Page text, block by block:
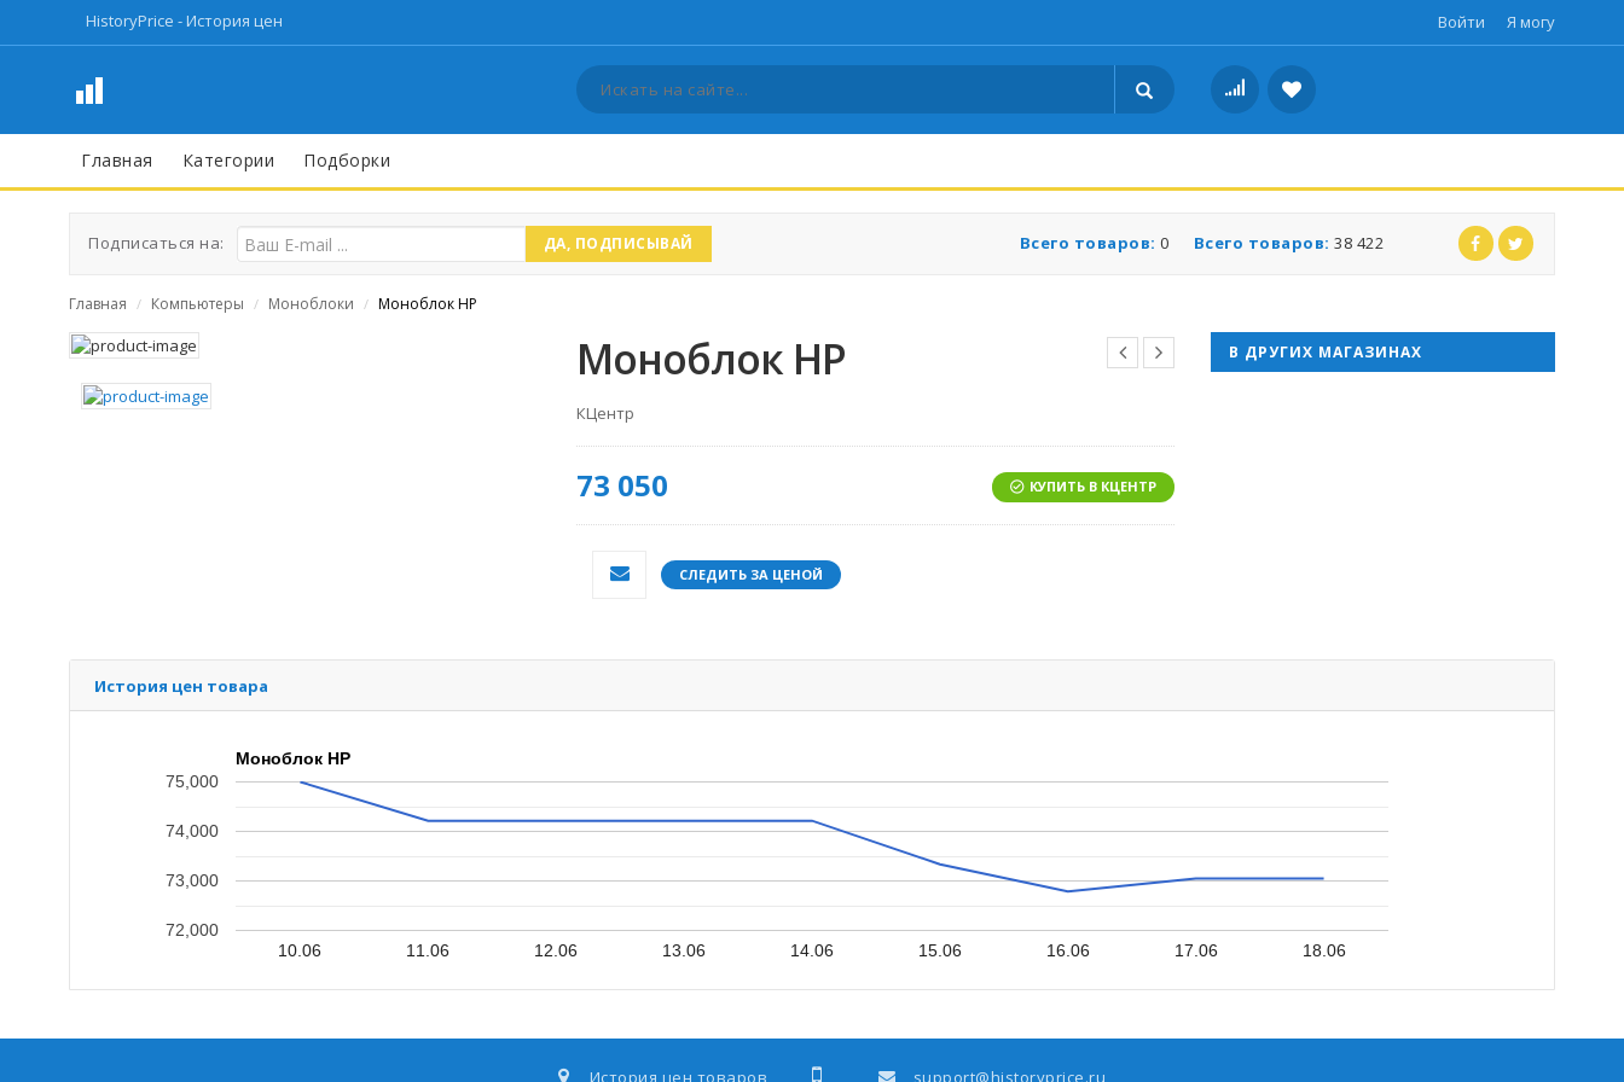
HistoryPrice - История цен Войти Я могу
Главная Категории Подборки
Подписаться на: ДА, ПОДПИСЫВАЙ Всего товаров: 38 422
Всего товаров: 0
Главная / Компьютеры / Моноблоки / Моноблок HP
Моноблок HP
КЦентр
73 050 КУПИТЬ В КЦЕНТР
СЛЕДИТЬ ЗА ЦЕНОЙ
В ДРУГИХ МАГАЗИНАХ
История цен товара
Моноблок HP
10.06 11.06 12.06 13.06 14.06 15.06 16.06 17.06 18.06
72,000
73,000
74,000
75,000
История цен товаров support@historyprice.ru